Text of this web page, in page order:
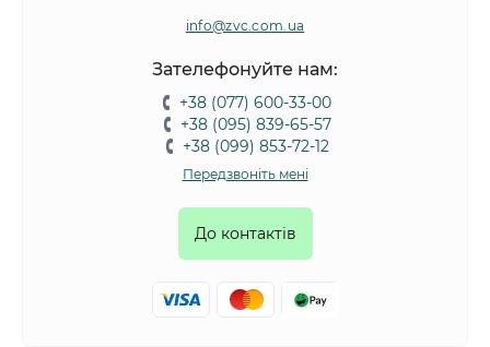
info@zvc.com.ua
Зателефонуйте нам:
+38 (077) 600-33-00
+38 (095) 839-65-57
+38 (099) 853-72-12
Передзвоніть мені
До контактів